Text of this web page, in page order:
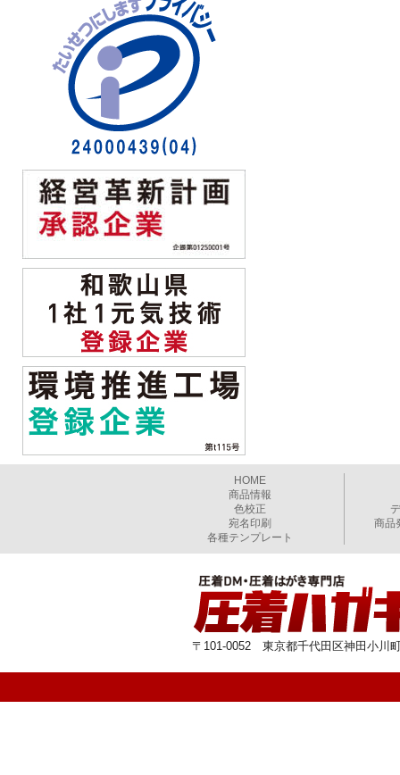
HOME
商品情報
色校正
宛名印刷
各種テンプレート
商品
〒101-0052 東京都千代田区神田小川